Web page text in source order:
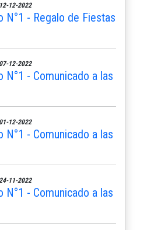
12-12-2022
N°1 - Regalo de Fiestas
07-12-2022
N°1 - Comunicado a las
01-12-2022
N°1 - Comunicado a las
24-11-2022
N°1 - Comunicado a las